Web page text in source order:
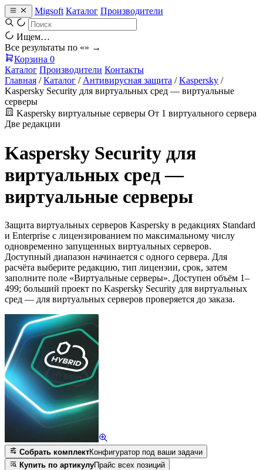
Migsoft Каталог Производители
Ищем…
Все результаты по «» →
Корзина 0
Каталог Производители Контакты
Главная / Каталог / Антивирусная защита / Kaspersky /
Kaspersky Security для виртуальных сред — виртуальные
серверы
Kaspersky виртуальные серверы От 1 виртуального сервера
Две редакции
Kaspersky Security для
виртуальных сред —
виртуальные серверы
Защита виртуальных серверов Kaspersky в редакциях Standard
и Enterprise с лицензированием по максимальному числу
одновременно запущенных виртуальных серверов.
Доступный диапазон начинается с одного сервера. Для
расчёта выберите редакцию, тип лицензии, срок, затем
заполните поле «Виртуальные серверы». Доступен объём 1–
499; больший проект по Kaspersky Security для виртуальных
сред — для виртуальных серверов проверяется до заказа.
Собрать комплектКонфигуратор под ваши задачи
Купить по артикулуПрайс всех позиций